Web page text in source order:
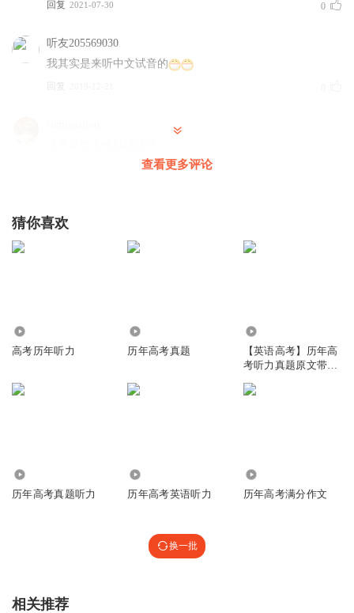
回复 2021-07-30 0
听友205569030
我其实是来听中文试音的
回复
在哪原文找不到
查看更多评论
猜你喜欢
高考历年听力 历年高考真题
【英语高考】历年高
考听力真题原文带译
历年高考真题听力 历年高考英语听力 历年高考满分作文
换一批
相关推荐